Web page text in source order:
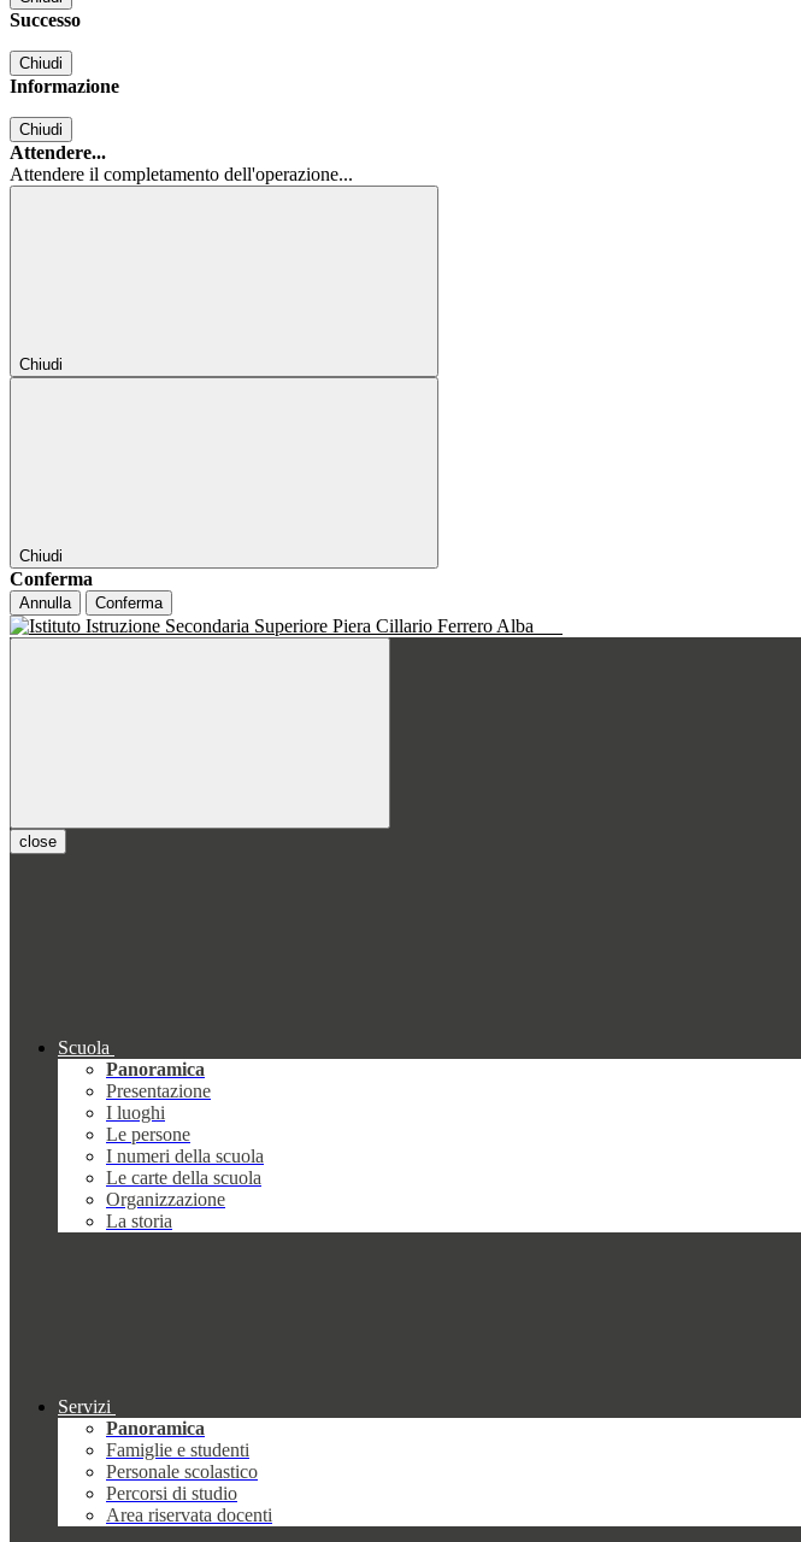
Successo
Chiudi
Informazione
Chiudi
Attendere...
Attendere il completamento dell'operazione...
Chiudi
Chiudi
Conferma
Annulla Conferma
close
Scuola
Panoramica
Presentazione
I luoghi
Le persone
I numeri della scuola
Le carte della scuola
Organizzazione
La storia
Servizi
Panoramica
Famiglie e studenti
Personale scolastico
Percorsi di studio
Area riservata docenti